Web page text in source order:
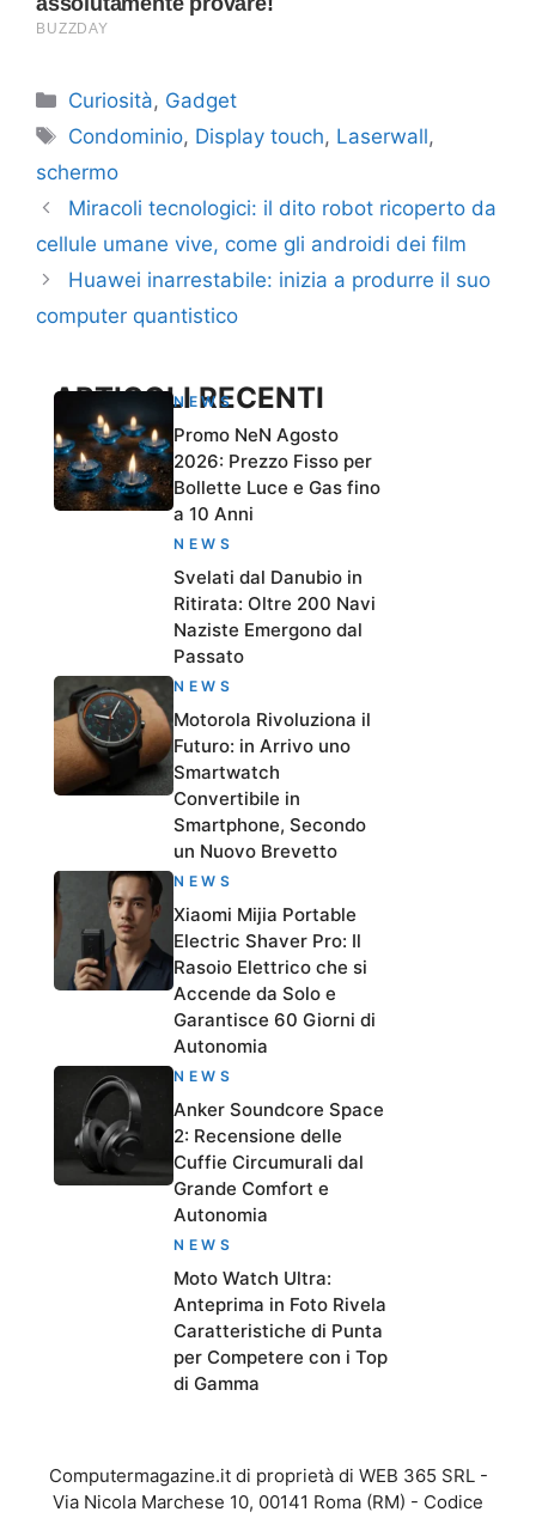
Categorie
Curiosità, Gadget
Tag
Condominio, Display touch, Laserwall,
schermo
Miracoli tecnologici: il dito robot ricoperto da
cellule umane vive, come gli androidi dei film
Huawei inarrestabile: inizia a produrre il suo
computer quantistico
ARTICOLI RECENTI
NEWS
Promo NeN Agosto
2026: Prezzo Fisso per
Bollette Luce e Gas fino
a 10 Anni
NEWS
Svelati dal Danubio in
Ritirata: Oltre 200 Navi
Naziste Emergono dal
Passato
NEWS
Motorola Rivoluziona il
Futuro: in Arrivo uno
Smartwatch
Convertibile in
Smartphone, Secondo
un Nuovo Brevetto
NEWS
Xiaomi Mijia Portable
Electric Shaver Pro: Il
Rasoio Elettrico che si
Accende da Solo e
Garantisce 60 Giorni di
Autonomia
NEWS
Anker Soundcore Space
2: Recensione delle
Cuffie Circumurali dal
Grande Comfort e
Autonomia
NEWS
Moto Watch Ultra:
Anteprima in Foto Rivela
Caratteristiche di Punta
per Competere con i Top
di Gamma
Computermagazine.it di proprietà di WEB 365 SRL -
Via Nicola Marchese 10, 00141 Roma (RM) - Codice